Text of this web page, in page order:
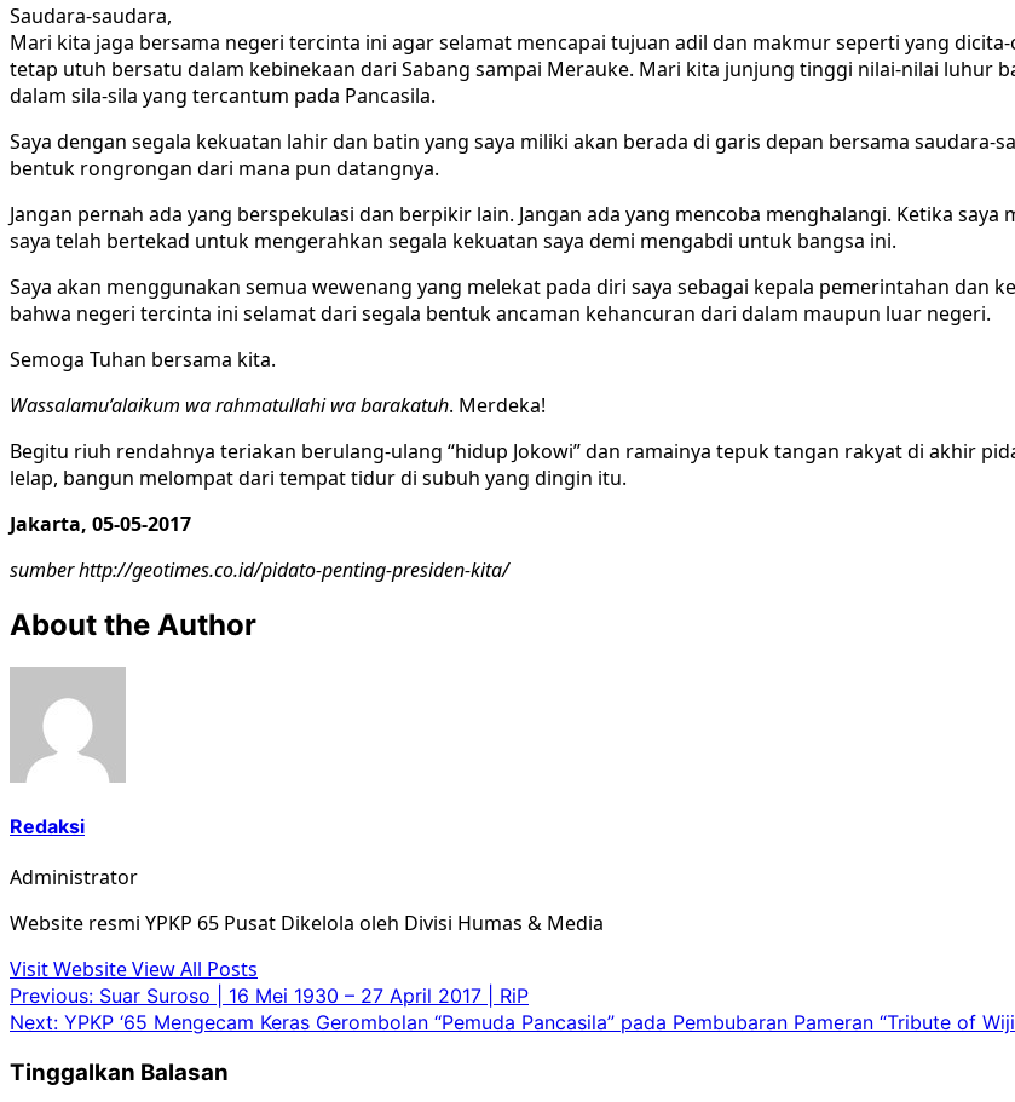
Saudara-saudara,
Mari kita jaga bersama negeri tercinta ini agar selamat mencapai tujuan adil dan makmur seperti yang
tetap utuh bersatu dalam kebinekaan dari Sabang sampai Merauke. Mari kita junjung tinggi nilai-nilai luhur
dalam sila-sila yang tercantum pada Pancasila.
Saya dengan segala kekuatan lahir dan batin yang saya miliki akan berada di garis depan bersama
bentuk rongrongan dari mana pun datangnya.
Jangan pernah ada yang berspekulasi dan berpikir lain. Jangan ada yang mencoba menghalangi. Ketika
saya telah bertekad untuk mengerahkan segala kekuatan saya demi mengabdi untuk bangsa ini.
Saya akan menggunakan semua wewenang yang melekat pada diri saya sebagai kepala pemerintahan dan
bahwa negeri tercinta ini selamat dari segala bentuk ancaman kehancuran dari dalam maupun luar negeri.
Semoga Tuhan bersama kita.
Wassalamu’alaikum wa rahmatullahi wa barakatuh. Merdeka!
Begitu riuh rendahnya teriakan berulang-ulang “hidup Jokowi” dan ramainya tepuk tangan rakyat di akhir
lelap, bangun melompat dari tempat tidur di subuh yang dingin itu.
Jakarta, 05-05-2017
sumber http://geotimes.co.id/pidato-penting-presiden-kita/
About the Author
Redaksi
Administrator
Website resmi YPKP 65 Pusat Dikelola oleh Divisi Humas & Media
Visit WebsiteView All Posts
Post
navigation
Previous: Suar Suroso | 16 Mei 1930 – 27 April 2017 | RiP
Next: YPKP ‘65 Mengecam Keras Gerombolan “Pemuda Pancasila” pada Pembubaran Pameran “Tribute of
Tinggalkan Balasan